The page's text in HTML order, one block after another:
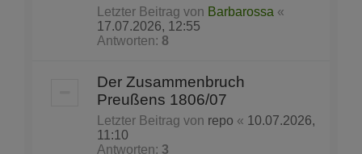
Letzter Beitrag von Barbarossa «
17.07.2026, 12:55
Antworten: 8
Der Zusammenbruch
Preußens 1806/07
Letzter Beitrag von repo « 10.07.2026,
11:10
Antworten: 3